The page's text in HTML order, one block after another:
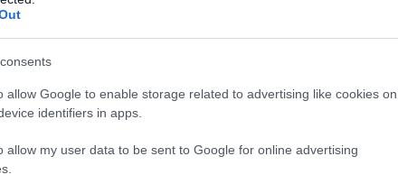
allow Google to enable storage related to advertising like cookies on
identifiers in apps.
allow my user data to be sent to Google for online advertising
az elmúlt két évtized során került be a köztudatba,
időben nőtt olyan mértékűre, amire már muszáj lesz
kiváltó okai a bányászat, a fosszilis
eljárások és a tájhasználat teljes átalakulása.
nagyban befolyásolja a kapcsolódó folyamatokat,
szükségszerűen együtt jár annak növekvő